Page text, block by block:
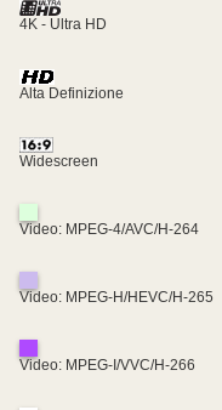
4K - Ultra HD
Alta Definizione
Widescreen
Video: MPEG-4/AVC/H-264
Video: MPEG-H/HEVC/H-265
Video: MPEG-I/VVC/H-266